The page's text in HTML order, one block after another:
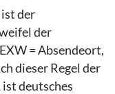
ist der
der
= Absendeort,
dieser Regel der
deutsches